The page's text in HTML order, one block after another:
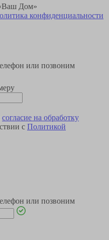
Дом»
конфиденциальности
или позвоним
согласие на обработку
с Политикой
или позвоним